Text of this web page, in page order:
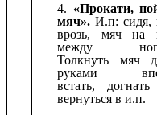
4. «Прокати,
мяч». И.п: сидя,
врозь, мяч на
между
Толкнуть мяч
руками
встать, догнать
вернуться в и.п.